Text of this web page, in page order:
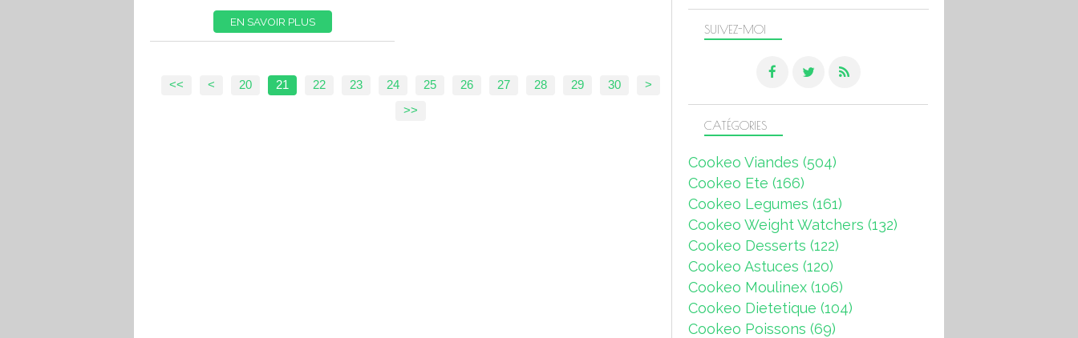
EN SAVOIR PLUS
<< < 10
20 21 22 23 24 25 26 27 28 29 30 40
50
60
70
80
90
100
200
>
>>
SUIVEZ-MOI
CATÉGORIES
Cookeo Viandes (504)
Cookeo Ete (166)
Cookeo Legumes (161)
Cookeo Weight Watchers (132)
Cookeo Desserts (122)
Cookeo Astuces (120)
Cookeo Moulinex (106)
Cookeo Dietetique (104)
Cookeo Poissons (69)